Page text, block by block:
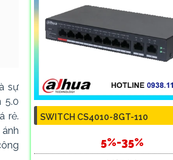
sự
5.0
rẻ.
SWITCH CS4010-8GT-110
5%-35%